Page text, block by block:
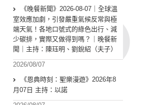
《晚餐新聞》2026-08-07｜全球溫
室效應加劇，引發嚴重氣候反常與極
端天氣！各地口號式的綠色出行、減
少碳排，實際又做得到嗎？｜晚餐新
聞｜主持：陳珏明、劉銳紹（夫子）
2026/08/07
《恩典時刻：聖樂漫遊》2026年8
月07日 主持：以諾